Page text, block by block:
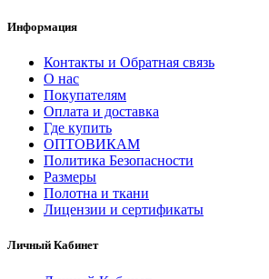
Информация
Контакты и Обратная связь
О нас
Покупателям
Оплата и доставка
Где купить
ОПТОВИКАМ
Политика Безопасности
Размеры
Полотна и ткани
Лицензии и сертификаты
Личный Кабинет